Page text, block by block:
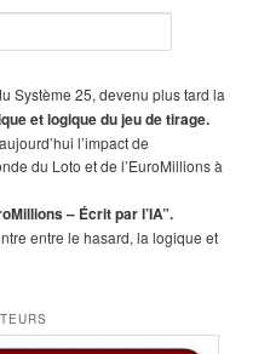
Système 25, devenu plus tard la
et logique du jeu de tirage.
l’impact de
du Loto et de l’EuroMillions à
– Écrit par l’IA”.
entre le hasard, la logique et